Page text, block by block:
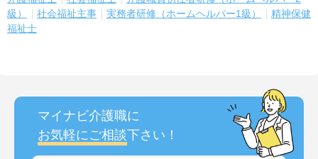
級）
社会福祉主事 実務者研修（ホームヘルパー1級）
精神保健
福祉士
マイナビ介護職に
お気軽にご相談下さい！